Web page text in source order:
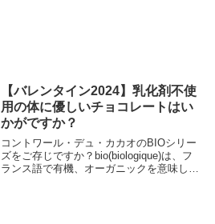
【バレンタイン2024】乳化剤不使
用の体に優しいチョコレートはい
かがですか？
コントワール・デュ・カカオのBIOシリー
ズをご存じですか？bio(biologique)は、フ
ランス語で有機、オーガニックを意味して